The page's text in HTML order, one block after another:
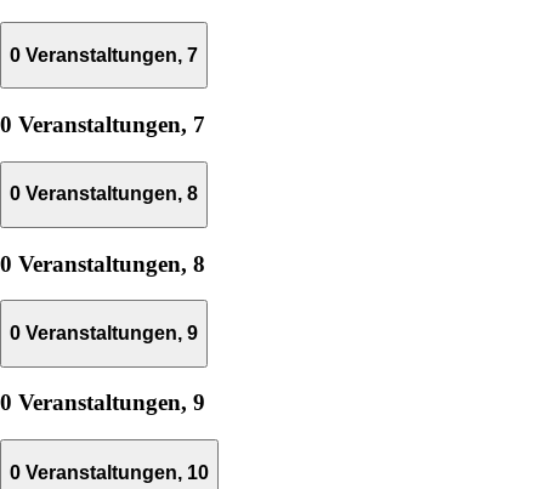
0 Veranstaltungen, 7
0 Veranstaltungen, 7
0 Veranstaltungen, 8
0 Veranstaltungen, 8
0 Veranstaltungen, 9
0 Veranstaltungen, 9
0 Veranstaltungen, 10